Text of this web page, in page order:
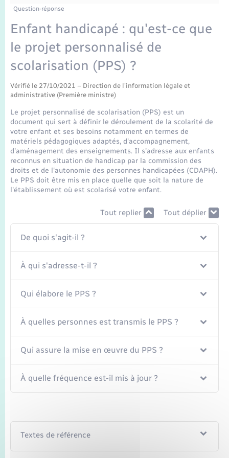
Mariage – PACS
Parrainage civil
Question-réponse
Enfant handicapé : qu'est-ce que
le projet personnalisé de
scolarisation (PPS) ?
Vérifié le 27/10/2021 – Direction de l'information légale et
administrative (Première ministre)
Le projet personnalisé de scolarisation (PPS) est un
document qui sert à définir le déroulement de la scolarité de
votre enfant et ses besoins notamment en termes de
matériels pédagogiques adaptés, d'accompagnement,
d'aménagement des enseignements. Il s'adresse aux enfants
reconnus en situation de handicap par la commission des
droits et de l'autonomie des personnes handicapées (CDAPH).
Le PPS doit être mis en place quelle que soit la nature de
l'établissement où est scolarisé votre enfant.
Tout replier Tout déplier
De quoi s'agit-il ?
À qui s'adresse-t-il ?
Qui élabore le PPS ?
À quelles personnes est transmis le PPS ?
Qui assure la mise en œuvre du PPS ?
À quelle fréquence est-il mis à jour ?
Textes de référence